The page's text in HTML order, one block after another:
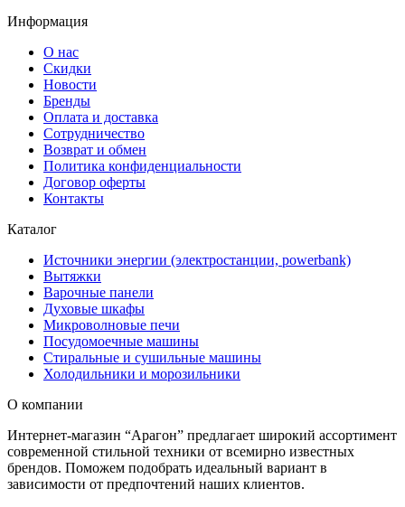
Информация
О нас
Скидки
Новости
Бренды
Оплата и доставка
Сотрудничество
Возврат и обмен
Политика конфиденциальности
Договор оферты
Контакты
Каталог
Источники энергии (электростанции, powerbank)
Вытяжки
Варочные панели
Духовые шкафы
Микроволновые печи
Посудомоечные машины
Стиральные и сушильные машины
Холодильники и морозильники
О компании
Интернет-магазин “Арагон” предлагает широкий ассортимент
современной стильной техники от всемирно известных
брендов. Поможем подобрать идеальный вариант в
зависимости от предпочтений наших клиентов.